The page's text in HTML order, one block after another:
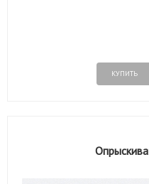
КУПИТЬ